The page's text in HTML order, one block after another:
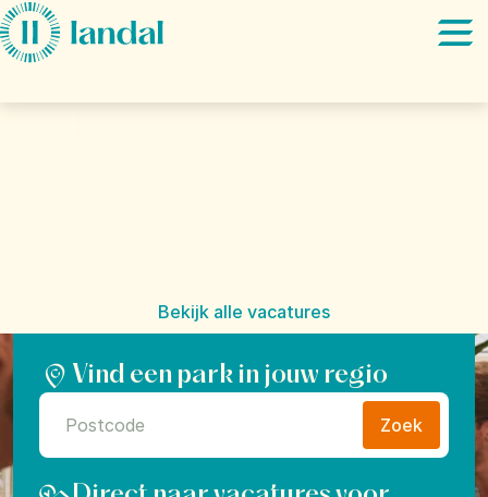
Bekijk alle vacatures
Vind een park in jouw regio
Zoek